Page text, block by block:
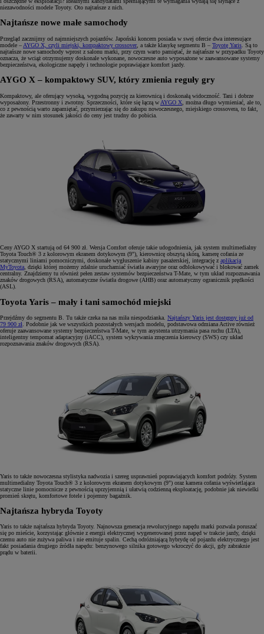
niezawodności modele Toyoty. Oto najtańsze z nich.
Najtańsze nowe małe samochody
Przegląd zacznijmy od najmniejszych pojazdów. Japoński koncern posiada w swej ofercie dwa interesujące
modele – AYGO X, czyli miejski, kompaktowy crossover, a także klasykę segmentu B – Toyotę Yaris . Są to
najtańsze nowe samochody wprost z salonu marki, przy czym warto pamiętać, że najtańsze w przypadku Toyoty
oznacza, że wciąż otrzymujemy doskonale wykonane, nowoczesne auto wyposażone w zaawansowane systemy
bezpieczeństwa, ekologiczne napędy i technologie poprawiające komfort jazdy.
AYGO X – kompaktowy SUV, który zmienia reguły gry
Kompaktowy, ale oferujący wysoką, wygodną pozycję za kierownicą i doskonałą widoczność. Tani i dobrze
wyposażony. Przestronny i zwrotny. Sprzeczności, które się łączą w AYGO X można długo wymieniać, ale to,
co z pewnością warto zapamiętać, przymierzając się do zakupu nowoczesnego, miejskiego crossovera, to fakt,
że zawarty w nim stosunek jakości do ceny jest trudny do pobicia.
Ceny AYGO X startują od 64 900 zł. Wersja Comfort oferuje takie udogodnienia, jak system multimedialny
Toyota Touch® 3 z kolorowym ekranem dotykowym (9"), kierownicę obszytą skórą, kamerę cofania ze
statycznymi liniami pomocniczymi, doskonałe wygłuszenie kabiny pasażerskiej, integrację z aplikacją
MyToyota , dzięki której możemy zdalnie uruchamiać światła awaryjne oraz odblokowywać i blokować zamek
centralny. Znajdziemy tu również pełen zestaw systemów bezpieczeństwa T-Mate, w tym układ rozpoznawania
znaków drogowych (RSA), automatyczne światła drogowe (AHB) oraz automatyczny ogranicznik prędkości
(ASL).
Toyota Yaris – mały i tani samochód miejski
Przejdźmy do segmentu B. Tu także czeka na nas miła niespodzianka. Najtańszy Yaris jest dostępny już od
79 900 zł . Podobnie jak we wszystkich pozostałych wersjach modelu, podstawowa odmiana Active również
oferuje zaawansowane systemy bezpieczeństwa T-Mate, w tym asystenta utrzymania pasa ruchu (LTA),
inteligentny tempomat adaptacyjny (iACC), system wykrywania zmęczenia kierowcy (SWS) czy układ
rozpoznawania znaków drogowych (RSA).
Yaris to także nowoczesna stylistyka nadwozia i szereg usprawnień poprawiających komfort podróży. System
multimedialny Toyota Touch® 3 z kolorowym ekranem dotykowym (9") oraz kamera cofania wyświetlająca
statyczne linie pomocnicze z pewnością uprzyjemnią i ułatwią codzienną eksploatację, podobnie jak niewielki
promień skrętu, komfortowe fotele i pojemny bagażnik.
Najtańsza hybryda Toyoty
Yaris to także najtańsza hybryda Toyoty. Najnowsza generacja rewolucyjnego napędu marki pozwala poruszać
się po mieście, korzystając głównie z energii elektrycznej wygenerowanej przez napęd w trakcie jazdy, dzięki
czemu auto nie zużywa paliwa i nie emituje spalin. Cechą odróżniającą hybrydę od pojazdu elektrycznego jest
fakt posiadania drugiego źródła napędu: benzynowego silnika gotowego wkroczyć do akcji, gdy zabraknie
prądu w baterii.